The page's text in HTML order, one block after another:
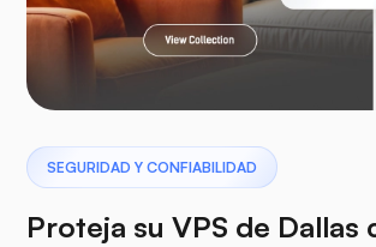
SEGURIDAD Y CONFIABILIDAD
Proteja su VPS de Dallas